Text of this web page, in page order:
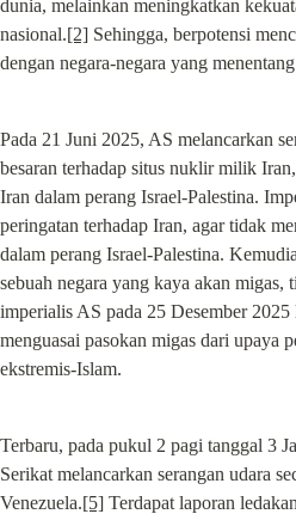
dunia, melainkan meningkatkan
nasional.[2] Sehingga, berpotensi
dengan negara-negara yang
Pada 21 Juni 2025, AS melancarkan
besaran terhadap situs nuklir milik Iran,
Iran dalam perang Israel-Palestina.
peringatan terhadap Iran, agar tidak
dalam perang Israel-Palestina.
sebuah negara yang kaya akan migas,
imperialis AS pada 25 Desember 2025
menguasai pasokan migas dari upaya
ekstremis-Islam.
Terbaru, pada pukul 2 pagi tanggal 3
Serikat melancarkan serangan udara
Venezuela.[5] Terdapat laporan